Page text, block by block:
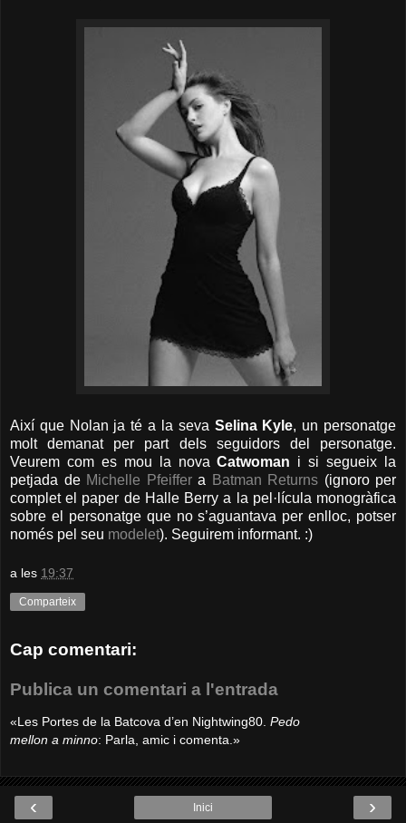
Així que Nolan ja té a la seva Selina Kyle, un personatge
molt demanat per part dels seguidors del personatge.
Veurem com es mou la novaCatwoman i si segueix la
petjada de Michelle Pfeiffera Batman Returns (ignoro per
complet el paper de Halle Berry a la pel·lícula monogràfica
sobre el personatge que no s’aguantava per enlloc, potser
només pel seu modelet). Seguirem informant. :)
a les 19:37
Comparteix
Cap comentari:
Publica un comentari a l'entrada
«Les Portes de la Batcova d’en Nightwing80. Pedo
mellon a minno: Parla, amic i comenta.»
‹ ›
Inici